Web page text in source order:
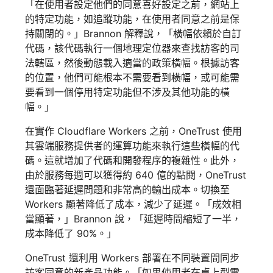
「在使用者設定他們的同意喜好設定之前，網站上
的特定功能，如追蹤功能，在使用者同意之前是保
持關閉的。」Brannon 解釋說，「橫幅依賴於自訂
代碼，該代碼執行一個地理定位器來查找訪客的司
法轄區，然後動態載入適當的政策橫幅。根據訪客
的位置，他們可能根本不需要看到橫幅，或可能需
要看到一個停用特定功能但不涉及其他功能的橫
幅。」
在實作 Cloudflare Workers 之前，OneTrust 使用
其雲端服務提供者的運算功能來執行這些橫幅的代
碼。這就增加了代碼和開發程序的複雜性。此外，
由於服務每週可以獲得約 640 億的點閱，OneTrust
還面臨著延遲問題和非常高的輸出成本。切換至
Workers 顯著降低了成本，減少了延遲。「成效相
當顯著，」Brannon 說，「延遲時間縮短了一半，
成本降低了 90%。」
OneTrust 還利用 Workers 部署在不同裝置間同步